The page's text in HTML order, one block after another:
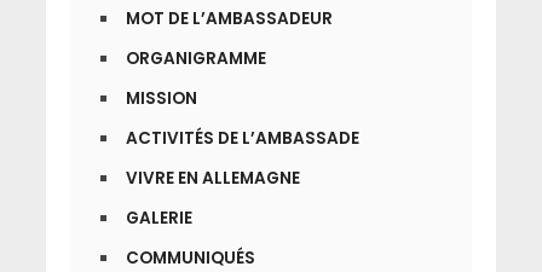
MOT DE L’AMBASSADEUR
ORGANIGRAMME
MISSION
ACTIVITÉS DE L’AMBASSADE
VIVRE EN ALLEMAGNE
GALERIE
COMMUNIQUÉS